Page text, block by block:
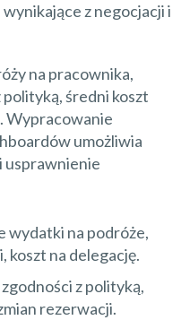
z negocjacji i
na pracownika,
średni koszt
Wypracowanie
umożliwia
usprawnienie
wydatki na podróże,
koszt na delegację.
z polityką,
rezerwacji.